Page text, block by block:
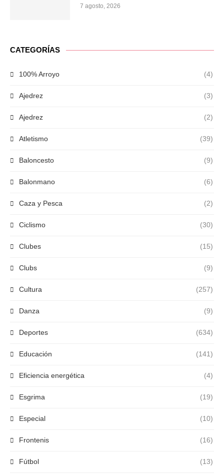
7 agosto, 2026
CATEGORÍAS
100% Arroyo (4)
Ajedrez (3)
Ajedrez (2)
Atletismo (39)
Baloncesto (9)
Balonmano (6)
Caza y Pesca (2)
Ciclismo (30)
Clubes (15)
Clubs (9)
Cultura (257)
Danza (9)
Deportes (634)
Educación (141)
Eficiencia energética (4)
Esgrima (19)
Especial (10)
Frontenis (16)
Fútbol (13)